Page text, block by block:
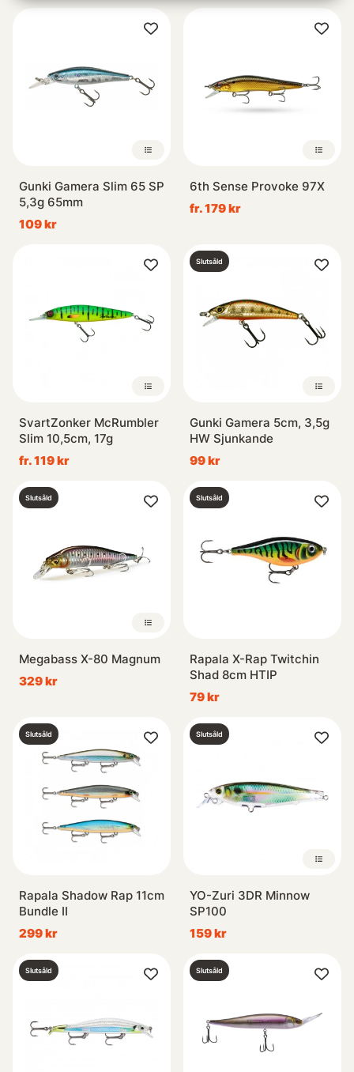
Gunki Gamera Slim 65 SP
5,3g 65mm
109 kr
6th Sense Provoke 97X
fr. 179 kr
SvartZonker McRumbler
Slim 10,5cm, 17g
fr. 119 kr
Slutsåld
Gunki Gamera 5cm, 3,5g
HW Sjunkande
99 kr
Slutsåld
Megabass X-80 Magnum
329 kr
Slutsåld
Rapala X-Rap Twitchin
Shad 8cm HTIP
79 kr
Slutsåld
Rapala Shadow Rap 11cm
Bundle II
299 kr
Slutsåld
YO-Zuri 3DR Minnow
SP100
159 kr
Slutsåld Slutsåld